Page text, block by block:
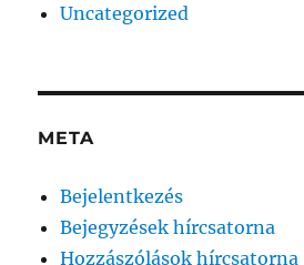
Uncategorized
META
Bejelentkezés
Bejegyzések hírcsatorna
Hozzászólások hírcsatorna